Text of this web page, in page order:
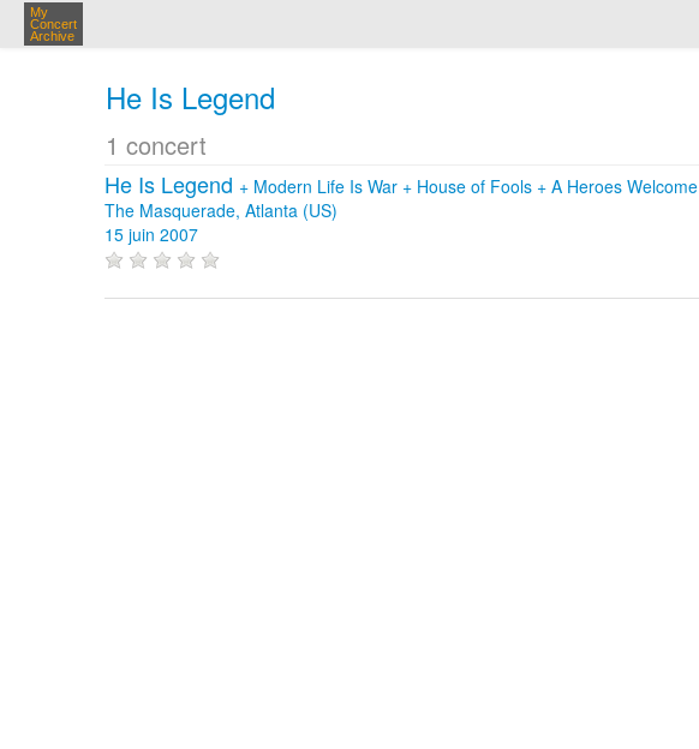
My
Concert
Archive
He Is Legend
1 concert
He Is Legend + Modern Life Is War + House of Fools + A Heroes Welcome
The Masquerade, Atlanta (US)
15 juin 2007